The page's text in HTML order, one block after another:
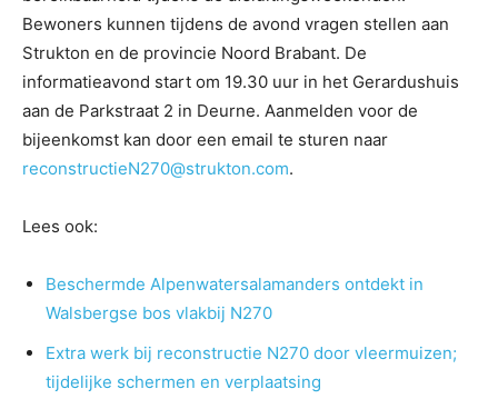
Bewoners kunnen tijdens de avond vragen stellen aan
Strukton en de provincie Noord Brabant. De
informatieavond start om 19.30 uur in het Gerardushuis
aan de Parkstraat 2 in Deurne. Aanmelden voor de
bijeenkomst kan door een email te sturen naar
reconstructieN270@strukton.com.
Lees ook:
Beschermde Alpenwatersalamanders ontdekt in
Walsbergse bos vlakbij N270
Extra werk bij reconstructie N270 door vleermuizen;
tijdelijke schermen en verplaatsing